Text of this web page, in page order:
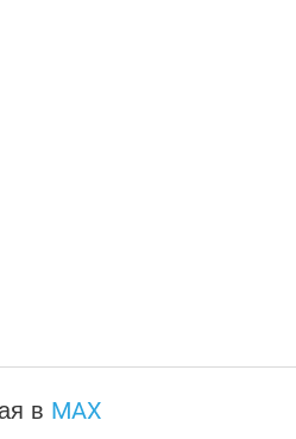
в MAX